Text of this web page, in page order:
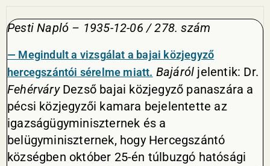
Pesti Napló – 1935-12-06 / 278. szám
— Megindult a vizsgálat a bajai közjegyző
hercegszántói sérelme miatt. Bajáról jelentik: Dr.
FehérváryDezső bajai közjegyző panaszára a
pécsi közjegyzői kamara bejelentette az
igazságügyminiszternek és a
belügyminiszternek, hogy Hercegszántó
községben október 25-én túlbuzgó hatósági